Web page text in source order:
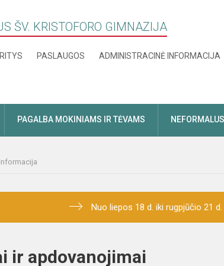
ŠV. KRISTOFORO GIMNAZIJA
PASLAUGOS ADMINISTRACINĖ INFORMACIJA
PAGALBA MOKINIAMS IR TĖVAMS
Nuo liepos 18 d. iki rugpjūčio 21
ir apdovanojimai